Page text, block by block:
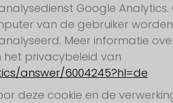
Google
van de gebruiker
Meer informatie
privacybeleid van
answer/6004245?hl=de
deze cookie en de